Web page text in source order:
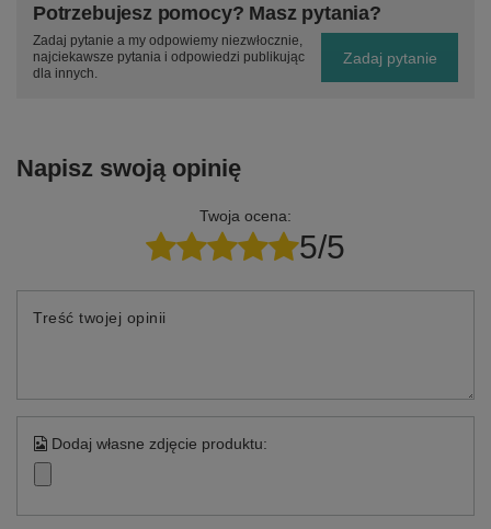
Potrzebujesz pomocy? Masz pytania?
Zadaj pytanie a my odpowiemy niezwłocznie,
najciekawsze pytania i odpowiedzi publikując
dla innych.
Zadaj pytanie
Napisz swoją opinię
Twoja ocena:
5/5
Treść twojej opinii
Dodaj własne zdjęcie produktu: